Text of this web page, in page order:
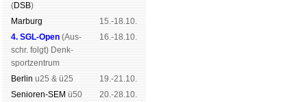
(DSB)
Mar­burg
15.-18.10.
4. SGL-Open (Aus­
schr. folgt) Denk­
sport­zen­trum
16.-18.10.
Ber­lin u25 & ü25
19.-21.10.
Senioren-SEM ü50
20.-28.10.